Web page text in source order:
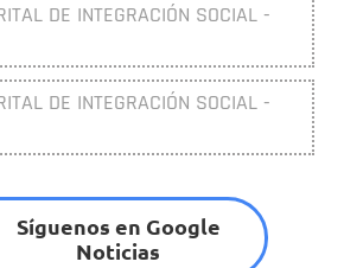
DE INTEGRACIÓN SOCIAL -
DE INTEGRACIÓN SOCIAL -
Síguenos en Google
Noticias